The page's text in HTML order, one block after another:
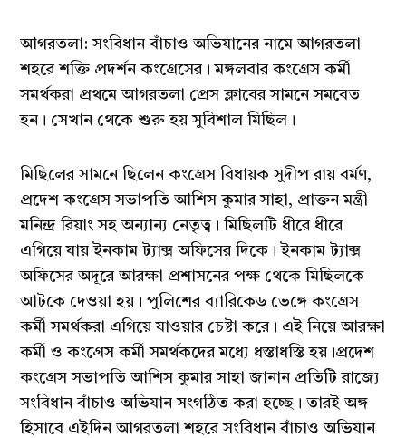
আগরতলা: সংবিধান বাঁচাও অভিযানের নামে আগরতলা
শহরে শক্তি প্রদর্শন কংগ্রেসের। মঙ্গলবার কংগ্রেস কর্মী
সমর্থকরা প্রথমে আগরতলা প্রেস ক্লাবের সামনে সমবেত
হন। সেখান থেকে শুরু হয় সুবিশাল মিছিল।
মিছিলের সামনে ছিলেন কংগ্রেস বিধায়ক সুদীপ রায় বর্মণ,
প্রদেশ কংগ্রেস সভাপতি আশিস কুমার সাহা, প্রাক্তন মন্ত্রী
মনিন্দ্র রিয়াং সহ অন্যান্য নেতৃত্ব। মিছিলটি ধীরে ধীরে
এগিয়ে যায় ইনকাম ট্যাক্স অফিসের দিকে। ইনকাম ট্যাক্স
অফিসের অদূরে আরক্ষা প্রশাসনের পক্ষ থেকে মিছিলকে
আটকে দেওয়া হয়। পুলিশের ব্যারিকেড ভেঙ্গে কংগ্রেস
কর্মী সমর্থকরা এগিয়ে যাওয়ার চেষ্টা করে। এই নিয়ে আরক্ষা
কর্মী ও কংগ্রেস কর্মী সমর্থকদের মধ্যে ধস্তাধস্তি হয়।প্রদেশ
কংগ্রেস সভাপতি আশিস কুমার সাহা জানান প্রতিটি রাজ্যে
সংবিধান বাঁচাও অভিযান সংগঠিত করা হচ্ছে। তারই অঙ্গ
হিসাবে এইদিন আগরতলা শহরে সংবিধান বাঁচাও অভিযান